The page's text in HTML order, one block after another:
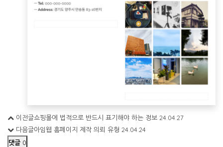
이전글쇼핑몰에 법적으로 반드시 표기해야 하는 정보 24.04.27
다음글아임웹 홈페이지 제작 의뢰 유형 24.04.24
댓글 0